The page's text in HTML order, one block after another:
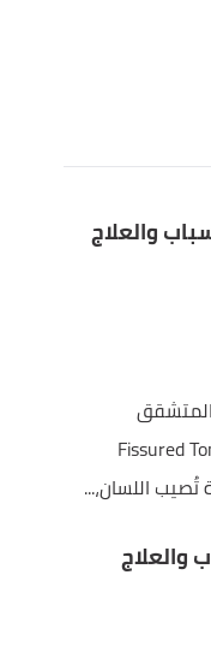
والعلاج
(Fissured
والعلاج